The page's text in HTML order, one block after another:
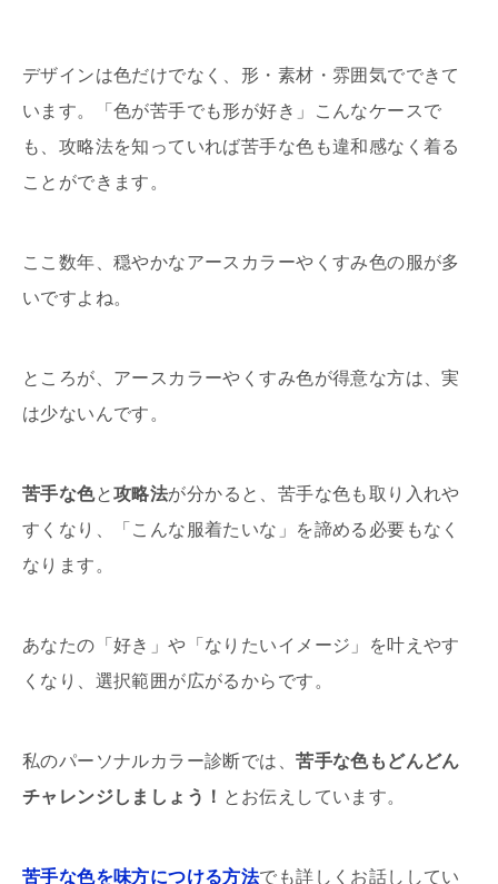
デザインは色だけでなく、形・素材・雰囲気でできて
います。「色が苦手でも形が好き」こんなケースで
も、攻略法を知っていれば苦手な色も違和感なく着る
ことができます。
ここ数年、穏やかなアースカラーやくすみ色の服が多
いですよね。
ところが、アースカラーやくすみ色が得意な方は、実
は少ないんです。
苦手な色と攻略法が分かると、苦手な色も取り入れや
すくなり、「こんな服着たいな」を諦める必要もなく
なります。
あなたの「好き」や「なりたいイメージ」を叶えやす
くなり、選択範囲が広がるからです。
私のパーソナルカラー診断では、苦手な色もどんどん
チャレンジしましょう！ とお伝えしています。
苦手な色を味方につける方法でも詳しくお話ししてい